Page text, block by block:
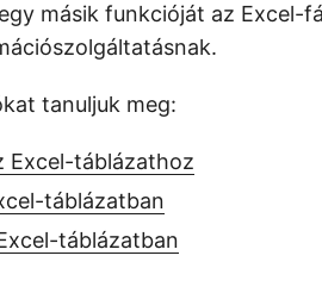
másik funkcióját az Excel-
tanuljuk meg:
Excel-táblázathoz
táblázatban
táblázatban